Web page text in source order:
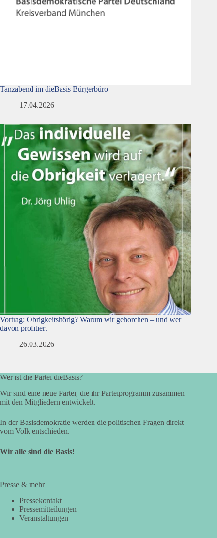
Tanzabend im dieBasis Bürgerbüro
17.04.2026
Vortrag: Obrigkeitshörig? Warum wir gehorchen – und wer
davon profitiert
26.03.2026
Wer ist die Partei dieBasis?
Wir sind eine neue Partei, die ihr Parteiprogramm zusammen
mit den Mitgliedern entwickelt.
In der Basisdemokratie werden die politischen Fragen direkt
vom Volk entschieden.
Wir alle sind die Basis!
Presse & mehr
Pressekontakt
Pressemitteilungen
Veranstaltungen